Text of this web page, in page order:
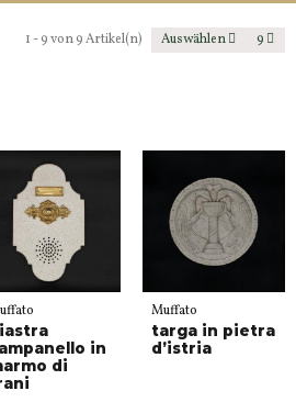
1 - 9 von 9 Artikel(n) Auswählen 9
in
di
Muffato
targa in pietra
d’istria